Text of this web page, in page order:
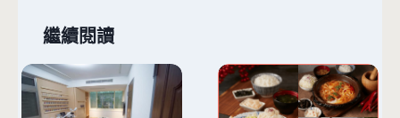
繼續閱讀